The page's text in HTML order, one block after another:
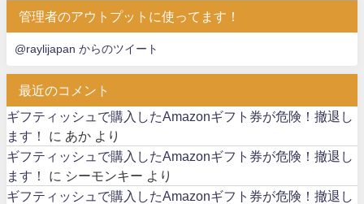
管理者のアウトプットに使ってます！
@raylijapan からのツイート
最近のコメント
ギフティッシュで購入したAmazonギフト券が危険！撤退し
ます！
に あか より
ギフティッシュで購入したAmazonギフト券が危険！撤退し
ます！
に シーモンキー より
ギフティッシュで購入したAmazonギフト券が危険！撤退し